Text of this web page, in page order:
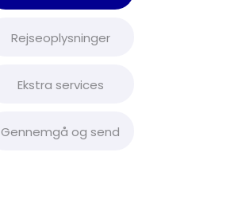
Rejseoplysninger
Ekstra services
Gennemgå og send